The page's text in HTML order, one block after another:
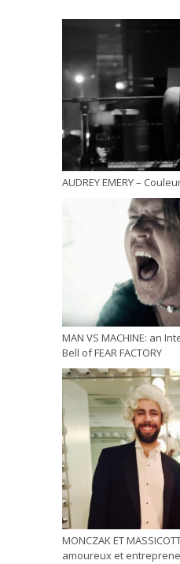
AUDREY EMERY –
MAN VS MACHINE: an
Bell of FEAR FACTORY
MONCZAK ET
amoureux et